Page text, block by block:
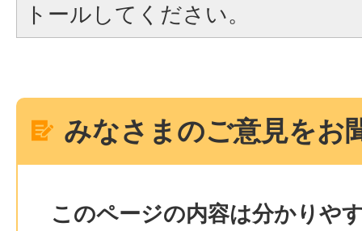
トールしてください。
みなさまのご意見をお
このページの内容は分かりや